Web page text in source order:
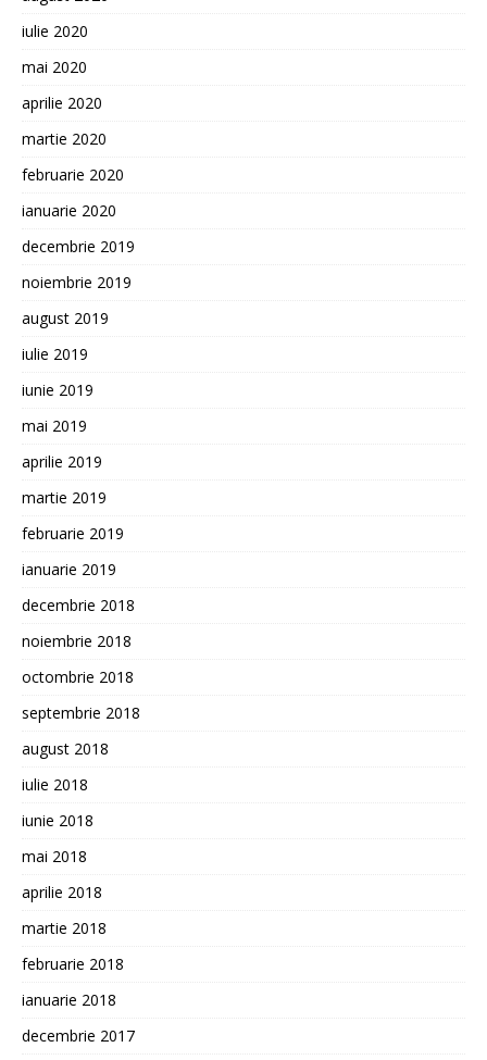
iulie 2020
mai 2020
aprilie 2020
martie 2020
februarie 2020
ianuarie 2020
decembrie 2019
noiembrie 2019
august 2019
iulie 2019
iunie 2019
mai 2019
aprilie 2019
martie 2019
februarie 2019
ianuarie 2019
decembrie 2018
noiembrie 2018
octombrie 2018
septembrie 2018
august 2018
iulie 2018
iunie 2018
mai 2018
aprilie 2018
martie 2018
februarie 2018
ianuarie 2018
decembrie 2017